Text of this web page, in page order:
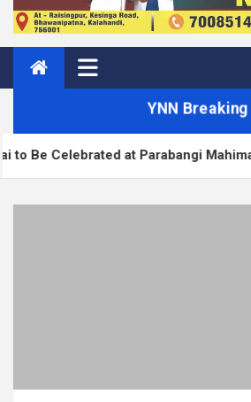
YNN Breaking
at Parabangi Mahima Ashram on